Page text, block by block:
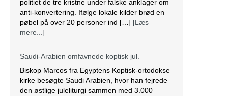
politiet de tre kristne under falske anklager om
anti-konvertering. Ifølge lokale kilder brød en
pøbel på over 20 personer ind […] [Læs
mere...]
Saudi-Arabien omfavnede koptisk jul.
Biskop Marcos fra Egyptens Koptisk-ortodokse
kirke besøgte Saudi Arabien, hvor han fejrede
den østlige juleliturgi sammen med 3.000